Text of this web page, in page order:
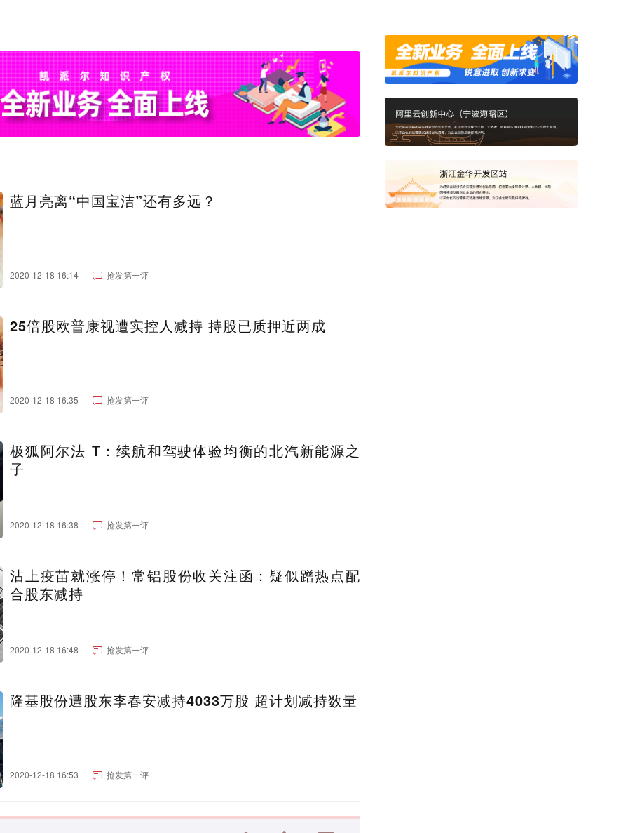
蓝月亮离“中国宝洁”还有多远？
2020-12-18 16:14 抢发第一评
25倍股欧普康视遭实控人减持 持股已质押近两成
2020-12-18 16:35 抢发第一评
极狐阿尔法 T：续航和驾驶体验均衡的北汽新能源之
子
2020-12-18 16:38 抢发第一评
沾上疫苗就涨停！常铝股份收关注函：疑似蹭热点配
合股东减持
2020-12-18 16:48 抢发第一评
隆基股份遭股东李春安减持4033万股 超计划减持数量
2020-12-18 16:53 抢发第一评